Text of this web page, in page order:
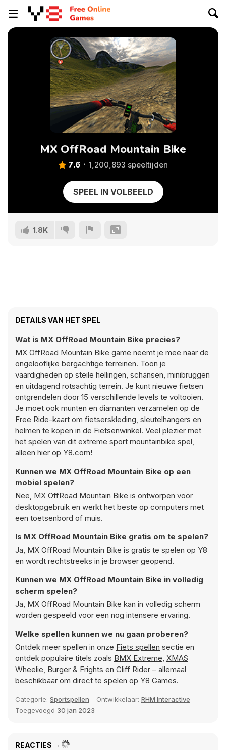
MX OffRoad Mountain Bike
7.6 1,200,893 speeltijden
SPEEL IN VOLBEELD
1.8K
DETAILS VAN HET SPEL
Wat is MX OffRoad Mountain Bike precies?
MX OffRoad Mountain Bike game neemt je mee naar de
ongelooflijke bergachtige terreinen. Toon je
vaardigheden op steile hellingen, schansen, minibruggen
en uitdagend rotsachtig terrein. Je kunt nieuwe fietsen
ontgrendelen door 15 verschillende levels te voltooien.
Je moet ook munten en diamanten verzamelen op de
Free Ride-kaart om fietserskleding, sleutelhangers en
helmen te kopen in de Fietsenwinkel. Veel plezier met
het spelen van dit extreme sport mountainbike spel,
alleen hier op Y8.com!
Kunnen we MX OffRoad Mountain Bike op een
mobiel spelen?
Nee, MX OffRoad Mountain Bike is ontworpen voor
desktopgebruik en werkt het beste op computers met
een toetsenbord of muis.
Is MX OffRoad Mountain Bike gratis om te spelen?
Ja, MX OffRoad Mountain Bike is gratis te spelen op Y8
en wordt rechtstreeks in je browser geopend.
Kunnen we MX OffRoad Mountain Bike in volledig
scherm spelen?
Ja, MX OffRoad Mountain Bike kan in volledig scherm
worden gespeeld voor een nog intensere ervaring.
Welke spellen kunnen we nu gaan proberen?
Ontdek meer spellen in onze Fiets spellen sectie en
ontdek populaire titels zoals BMX Extreme, XMAS
Wheelie, Burger & Frights en Cliff Rider – allemaal
beschikbaar om direct te spelen op Y8 Games.
Categorie: Sportspellen Ontwikkelaar: RHM Interactive
Toegevoegd 30 jan 2023
REACTIES